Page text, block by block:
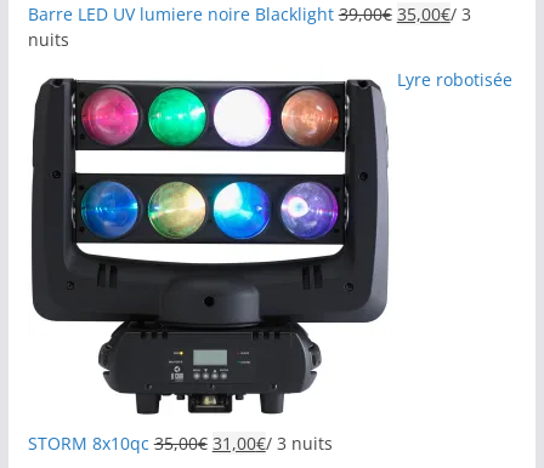
Barre LED UV lumiere noire Blacklight 39,00€ 35,00€/ 3
nuits
Lyre robotisée
STORM 8x10qc 35,00€ 31,00€/ 3 nuits